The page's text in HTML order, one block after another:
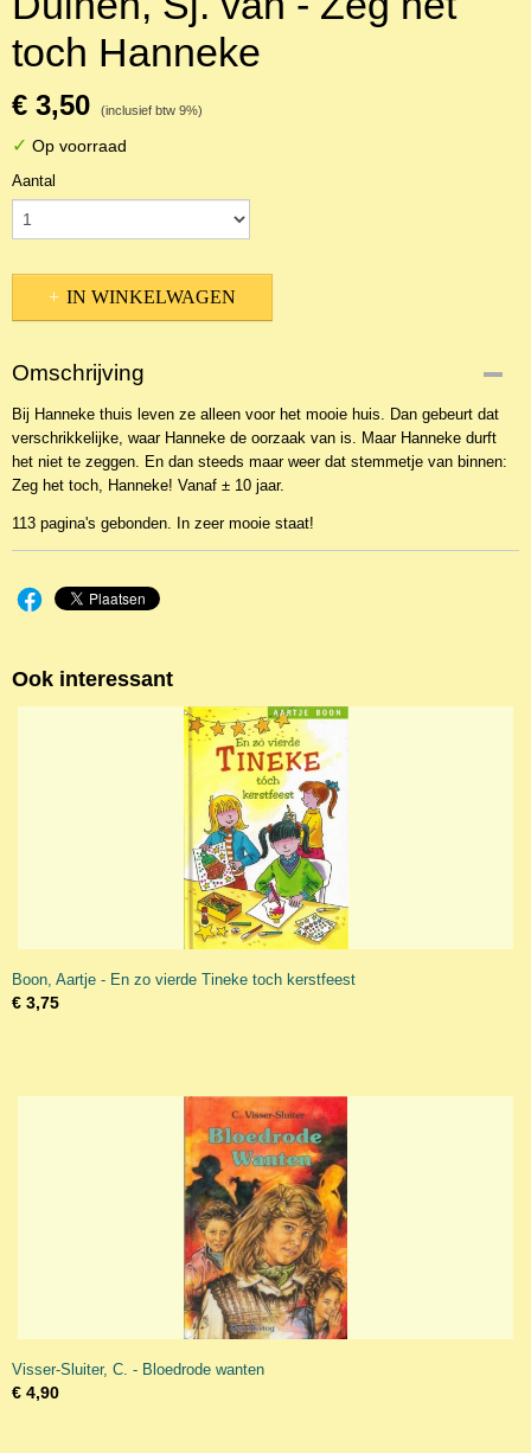
toch Hanneke
€ 3,50 (inclusief btw 9%)
✓ Op voorraad
Aantal
IN WINKELWAGEN
Omschrijving
Bij Hanneke thuis leven ze alleen voor het mooie huis. Dan gebeurt dat
verschrikkelijke, waar Hanneke de oorzaak van is. Maar Hanneke durft
het niet te zeggen. En dan steeds maar weer dat stemmetje van binnen:
Zeg het toch, Hanneke! Vanaf ± 10 jaar.
113 pagina's gebonden. In zeer mooie staat!
Ook interessant
Boon, Aartje - En zo vierde Tineke toch kerstfeest
€ 3,75
Visser-Sluiter, C. - Bloedrode wanten
€ 4,90